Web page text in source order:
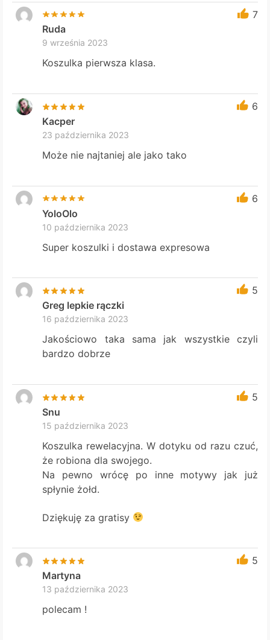
7
Ruda
9 września 2023
Koszulka pierwsza klasa.
6
Kacper
23 października 2023
Może nie najtaniej ale jako tako
6
YoloOlo
10 października 2023
Super koszulki i dostawa expresowa
5
Greg lepkie rączki
16 października 2023
Jakościowo taka sama jak wszystkie czyli
bardzo dobrze
5
Snu
15 października 2023
Koszulka rewelacyjna. W dotyku od razu czuć,
że robiona dla swojego.
Na pewno wrócę po inne motywy jak już
spłynie żołd.
Dziękuję za gratisy
5
Martyna
13 października 2023
polecam !